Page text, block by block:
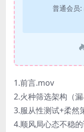
普通会员:
1.前言.mov
2.火种筛选架构（
3.服从性测试+柔然
4.顺风局心态不稳